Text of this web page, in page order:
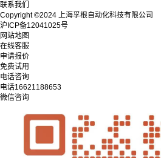
联系我们
Copyright ©2024 上海孚根自动化科技有限公司
沪ICP备12041025号
网站地图
在线客服
申请报价
免费试用
电话咨询
电话16621188653
微信咨询